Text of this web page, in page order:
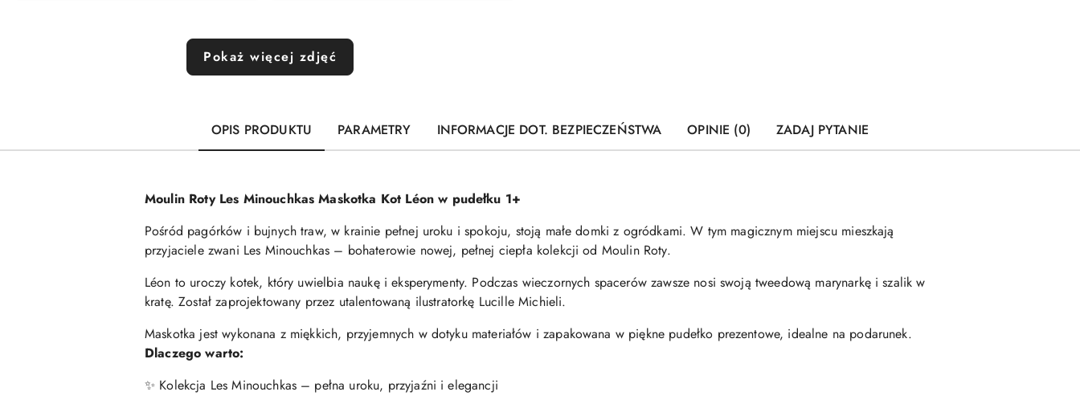
Pokaż więcej zdjęć
OPIS PRODUKTU PARAMETRY INFORMACJE DOT. BEZPIECZEŃSTWA OPINIE (0) ZADAJ PYTANIE
Moulin Roty Les Minouchkas Maskotka Kot Léon w pudełku 1+
Pośród pagórków i bujnych traw, w krainie pełnej uroku i spokoju, stoją małe domki z ogródkami. W tym magicznym miejscu mieszkają
przyjaciele zwani Les Minouchkas – bohaterowie nowej, pełnej ciepła kolekcji od Moulin Roty.
Léon to uroczy kotek, który uwielbia naukę i eksperymenty. Podczas wieczornych spacerów zawsze nosi swoją tweedową marynarkę i szalik w
kratę. Został zaprojektowany przez utalentowaną ilustratorkę Lucille Michieli.
Maskotka jest wykonana z miękkich, przyjemnych w dotyku materiałów i zapakowana w piękne pudełko prezentowe, idealne na podarunek.
Dlaczego warto:
✨ Kolekcja Les Minouchkas – pełna uroku, przyjaźni i elegancji